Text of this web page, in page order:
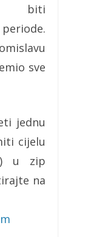
biti
sve
jednu
cijelu
u zip
na